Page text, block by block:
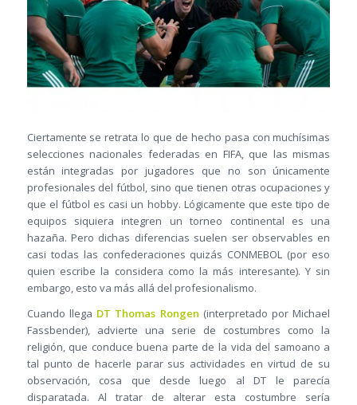
Ciertamente se retrata lo que de hecho pasa con muchísimas
selecciones nacionales federadas en FIFA, que las mismas
están integradas por jugadores que no son únicamente
profesionales del fútbol, sino que tienen otras ocupaciones y
que el fútbol es casi un hobby. Lógicamente que este tipo de
equipos siquiera integren un torneo continental es una
hazaña. Pero dichas diferencias suelen ser observables en
casi todas las confederaciones quizás CONMEBOL (por eso
quien escribe la considera como la más interesante). Y sin
embargo, esto va más allá del profesionalismo.
Cuando llega DT Thomas Rongen (interpretado por Michael
Fassbender), advierte una serie de costumbres como la
religión, que conduce buena parte de la vida del samoano a
tal punto de hacerle parar sus actividades en virtud de su
observación, cosa que desde luego al DT le parecía
disparatada. Al tratar de alterar esta costumbre sería